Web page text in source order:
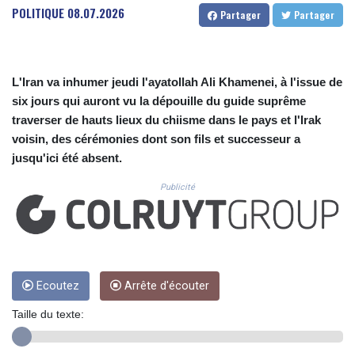
CUC 1.156136
CUP 30.637594
DKK 7.477932
DOP 67.345355
DZD 153.688625
EGP 57.293288
FJD 2.553384
FKP 0.859288
GBP 0.856968
GHS 13.596606
GIP 0.859288
GNF 10145.090599
POLITIQUE 08.07.2026 Partager Partager
L'Iran va inhumer jeudi l'ayatollah Ali Khamenei, à l'issue de
six jours qui auront vu la dépouille du guide suprême
traverser de hauts lieux du chiisme dans le pays et l'Irak
voisin, des cérémonies dont son fils et successeur a
jusqu'ici été absent.
Publicité
Ecoutez Arrête d'écouter
Taille du texte: